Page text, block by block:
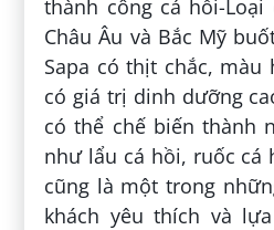
thành công cá hồi-
Châu Âu và Bắc Mỹ
Sapa có thịt chắc,
có giá trị dinh dưỡng
có thể chế biến thành
như lẩu cá hồi, ruốc cá
cũng là một trong
khách yêu thích và